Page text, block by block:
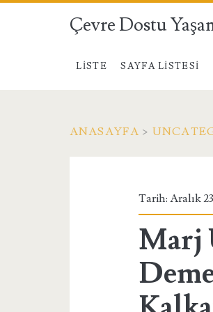
Çevre Dostu
LISTE SAYFA LISTESI
ANASAYFA >
Tarih: Aralık
Marj